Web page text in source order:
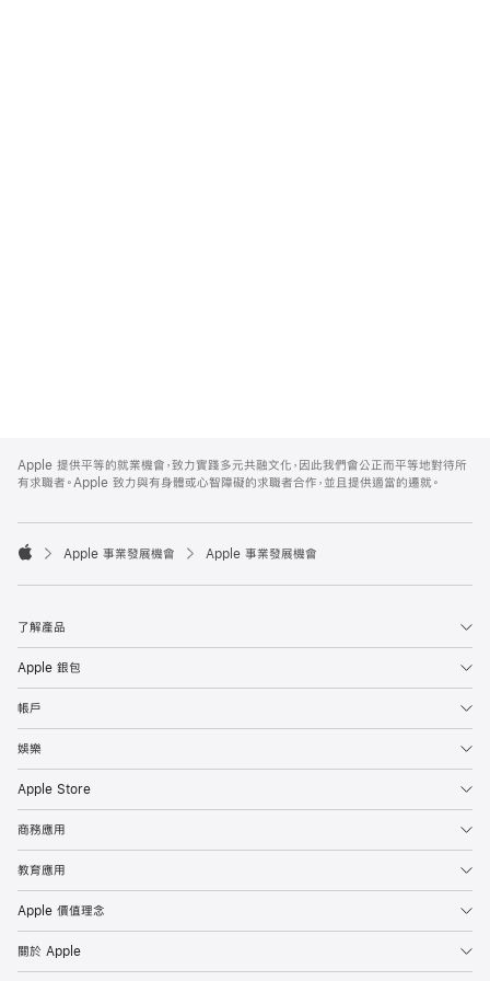
Footer
Apple 提供平等的就業機會，致力實踐多元共融文化，因此我們會公正而平等地對待所
有求職者。Apple 致力與有身體或心智障礙的求職者合作，並且提供適當的遷就。

Apple 事業發展機會 Apple 事業發展機會
了解產品
Apple 銀包
帳戶
娛樂
Apple Store
商務應用
教育應用
Apple 價值理念
關於 Apple